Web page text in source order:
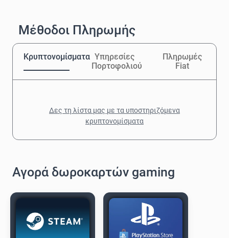
Μέθοδοι Πληρωμής
Κρυπτονομίσματα Υπηρεσίες
Πορτοφολιού
Πληρωμές
Fiat
Δες τη λίστα μας με τα υποστηριζόμενα
κρυπτονομίσματα
Αγορά δωροκαρτών gaming